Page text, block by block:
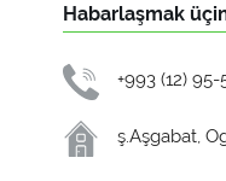
Habarlaşmak
+993 (12)
ş.Aşgabat,